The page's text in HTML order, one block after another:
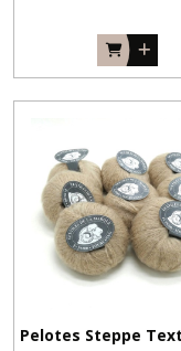
Pelotes Steppe